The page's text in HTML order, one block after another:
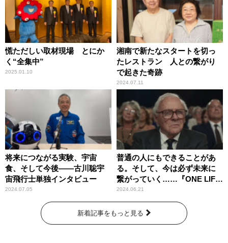
慌ただしい取材現場 とにか
く“全集中”
2025.01.10
湘南で新たなスタートを切っ
たレストラン 人との繋がり
で起きた奇跡
2024.07.11
将来につながる実験、宇宙
食、そして今後――古川聡宇
宙飛行士単独インタビュー
2024.07.05
普通の人にもできることがあ
る。そして、今は必ず未来に
繋がっていく……『ONE LIFE
奇跡が繋いだ6000の命』
2024.06.21
新着記事をもっと見る